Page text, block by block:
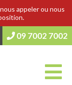
appeler ou nous
09 7002 7002